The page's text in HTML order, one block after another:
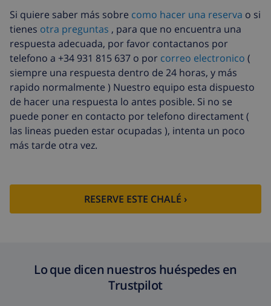
Sábanas
extra
17,59 US$ por persona
Toallas extra
8,80 US$ por persona
Salida tardía
113,75 US$
Limpieza
extra
basado en consumo de energía
(52,77 US$/HOUR)
Fondo
cancelación:
4.80% del importe total
Si quiere saber más sobre como hacer una reserva o si
tienes otra preguntas , para que no encuentra una
respuesta adecuada, por favor contactanos por
telefono a +34 931 815 637 o por correo electronico (
siempre una respuesta dentro de 24 horas, y más
rapido normalmente ) Nuestro equipo esta dispuesto
de hacer una respuesta lo antes posible. Si no se
puede poner en contacto por telefono directament (
las lineas pueden estar ocupadas ), intenta un poco
más tarde otra vez.
RESERVE ESTE CHALÉ ›
Lo que dicen nuestros huéspedes en
Trustpilot